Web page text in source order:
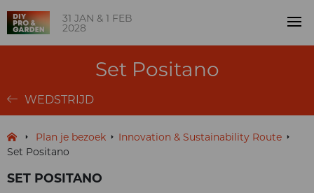
31 JAN & 1 FEB
2028
Set Positano
WEDSTRIJD
Plan je bezoek
Innovation & Sustainability Route
Set Positano
SET POSITANO